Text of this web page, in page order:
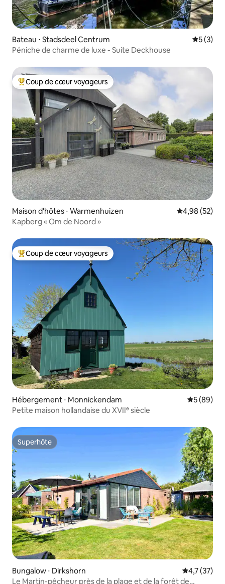
Bateau ⋅ Stadsdeel Centrum
5 (3)
Péniche de charme de luxe - Suite Deckhouse
Coups de cœur voyageurs les plus appréciés
Coup de cœur voyageurs
Maison d'hôtes ⋅ Warmenhuizen Évaluation
4,98 (52)
Kapberg « Om de Noord »
Coups de cœur voyageurs les plus appréciés
Coup de cœur voyageurs
Hébergement ⋅ Monnickendam
5 (89)
Petite maison hollandaise du XVIIᵉ siècle
Superhôte
Superhôte
Bungalow ⋅ Dirkshorn Évaluation
4,7 (37)
Le Martin-pêcheur près de la plage et de la forêt de